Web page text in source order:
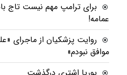
برای ترامپ مهم نیست تاج
عمامه!
روایت پزشکیان از ماجرای
موافق نبودم»